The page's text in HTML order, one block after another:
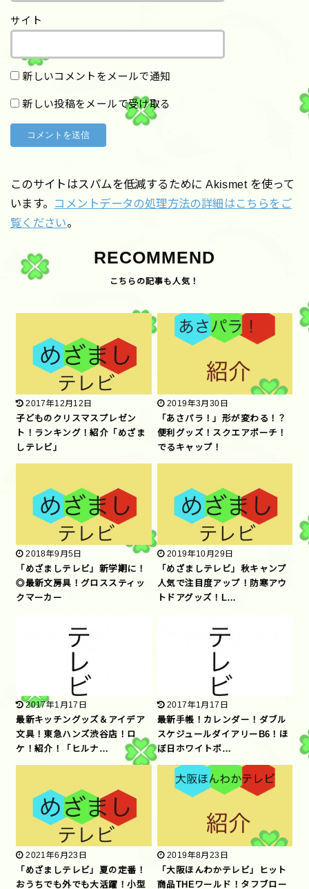
サイト
新しいコメントをメールで通知
新しい投稿をメールで受け取る
このサイトはスパムを低減するために Akismet を使って
います。 コメントデータの処理方法の詳細はこちらをご
覧ください。
RECOMMEND
2017年12月12日
子どものクリスマスプレゼン
ト！ランキング！紹介「めざま
しテレビ」
2019年3月30日
「あさパラ！」形が変わる！？
便利グッズ！スクエアポーチ！
でるキャップ！
2018年9月5日
「めざましテレビ」新学期に！
◎最新文房具！グロススティッ
クマーカー
2019年10月29日
「めざましテレビ」秋キャンプ
人気で注目度アップ！防寒アウ
トドアグッズ！L…
2017年1月17日
最新キッチングッズ＆アイデア
文具！東急ハンズ渋谷店！ロ
ケ！紹介！「ヒルナ…
2017年1月17日
最新手帳！カレンダー！ダブル
スケジュールダイアリーB6！ほ
ぼ日ホワイトボ…
2021年6月23日
「めざましテレビ」夏の定番！
おうちでも外でも大活躍！小型
2019年8月23日
「大阪ほんわかテレビ」ヒット
商品THEワールド！タフブロー